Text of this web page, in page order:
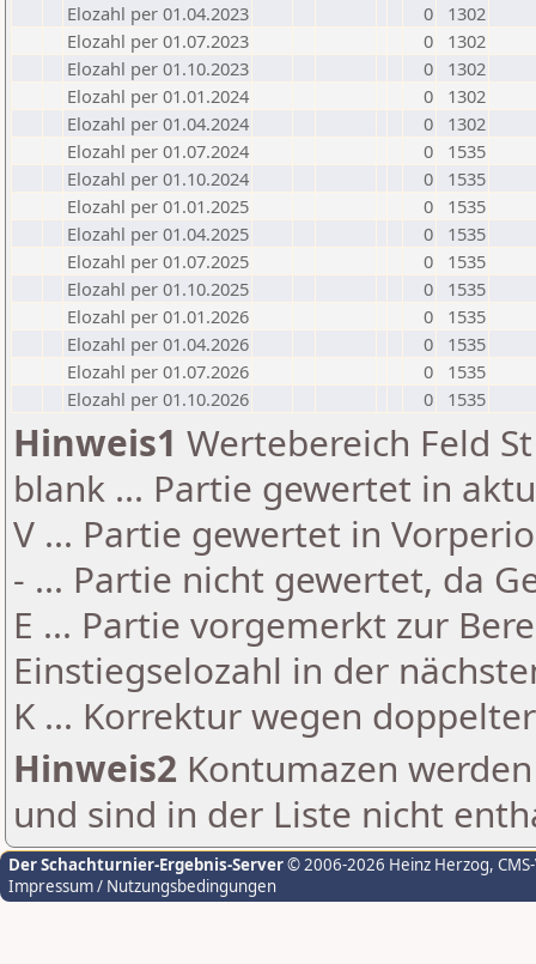
Elozahl per 01.04.2023
0
1302
Elozahl per 01.07.2023
0
1302
Elozahl per 01.10.2023
0
1302
Elozahl per 01.01.2024
0
1302
Elozahl per 01.04.2024
0
1302
Elozahl per 01.07.2024
0
1535
Elozahl per 01.10.2024
0
1535
Elozahl per 01.01.2025
0
1535
Elozahl per 01.04.2025
0
1535
Elozahl per 01.07.2025
0
1535
Elozahl per 01.10.2025
0
1535
Elozahl per 01.01.2026
0
1535
Elozahl per 01.04.2026
0
1535
Elozahl per 01.07.2026
0
1535
Elozahl per 01.10.2026
0 1535
Hinweis1 Wertebereich Feld
blank ... Partie gewertet in
V ... Partie gewertet in
- ... Partie nicht gewertet, da
E ... Partie vorgemerkt zur
Einstiegselozahl in der
K ... Korrektur wegen
Hinweis2 Kontumazen
und sind in der Liste nicht
Der Schachturnier-Ergebnis-Server© 2006-2026 Heinz Herzog,
Impressum / Nutzungsbedingungen